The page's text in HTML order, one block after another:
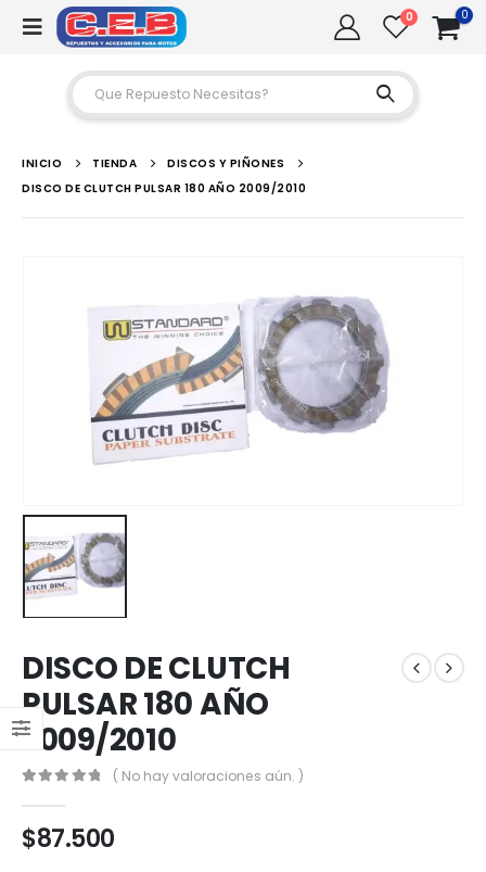
0 0
INICIO TIENDA
DISCOS Y PIÑONES
DISCO DE CLUTCH PULSAR 180 AÑO 2009/2010
DISCO DE CLUTCH
PULSAR 180 AÑO
2009/2010
( No hay valoraciones aún. )
$87.500